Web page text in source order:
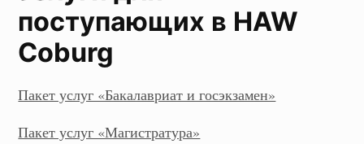
поступающих в HAW
Coburg
Пакет услуг «Бакалавриат и госэкзамен»
Пакет услуг «Магистратура»